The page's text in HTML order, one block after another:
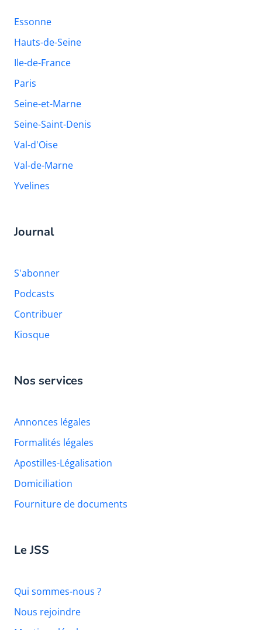
Essonne
Hauts-de-Seine
Ile-de-France
Paris
Seine-et-Marne
Seine-Saint-Denis
Val-d'Oise
Val-de-Marne
Yvelines
Journal
S'abonner
Podcasts
Contribuer
Kiosque
Nos services
Annonces légales
Formalités légales
Apostilles-Légalisation
Domiciliation
Fourniture de documents
Le JSS
Qui sommes-nous ?
Nous rejoindre